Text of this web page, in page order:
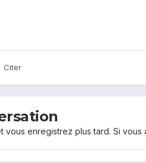
Citer
vous enregistrez plus tard. Si vous